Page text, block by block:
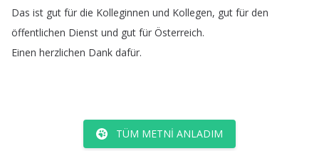
Das ist gut für die Kolleginnen und Kollegen, gut für den
öffentlichen Dienst und gut für Österreich.
Einen herzlichen Dank dafür.
TÜM METNI ANLADIM